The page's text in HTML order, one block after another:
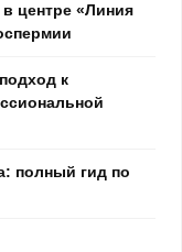
центре «Линия
к
полный гид по